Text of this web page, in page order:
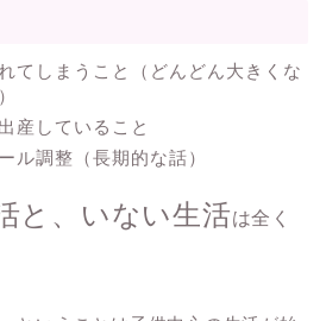
てしまうこと（どんどん大きくな
産していること
ル調整（長期的な話）
と、いない生活は全く